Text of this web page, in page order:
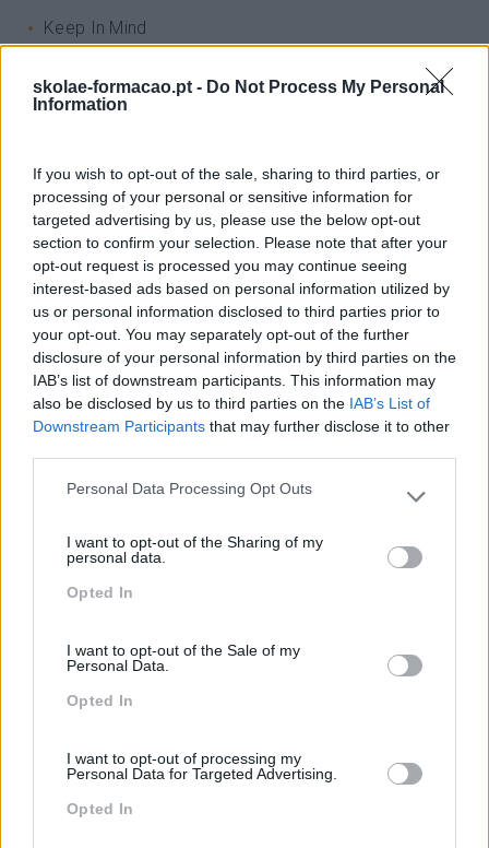
skolae-formacao.pt - Do Not Process My Personal
Information
If you wish to opt-out of the sale, sharing to third parties, or
processing of your personal or sensitive information for
targeted advertising by us, please use the below opt-out
section to confirm your selection. Please note that after your
opt-out request is processed you may continue seeing
interest-based ads based on personal information utilized by
us or personal information disclosed to third parties prior to
your opt-out. You may separately opt-out of the further
disclosure of your personal information by third parties on the
IAB’s list of downstream participants. This information may
also be disclosed by us to third parties on the IAB’s List of
Downstream Participants that may further disclose it to other
Please note that this website/app uses one or more Google
not limited to your visit or usage behaviour. You may click to
grant or deny consent to Google and its third-party tags to
use your data for below specified purposes in below Google
Personal Data Processing Opt Outs
I want to opt-out of the Sharing of my
personal data.
Opted In
I want to opt-out of the Sale of my
Personal Data.
Opted In
I want to opt-out of processing my
Personal Data for Targeted Advertising.
Opted In
Keep In Mind
Mudança
Pessoas
PORTO RH MEETING
Recursos Humanos
Sem Categoria
Sustentabilidade
Team Building
Tecnologias De Informação
Vendas E Negociação
Recentes
Feedback fora do
calendário
Como usar a escuta
ativa para reter talento,